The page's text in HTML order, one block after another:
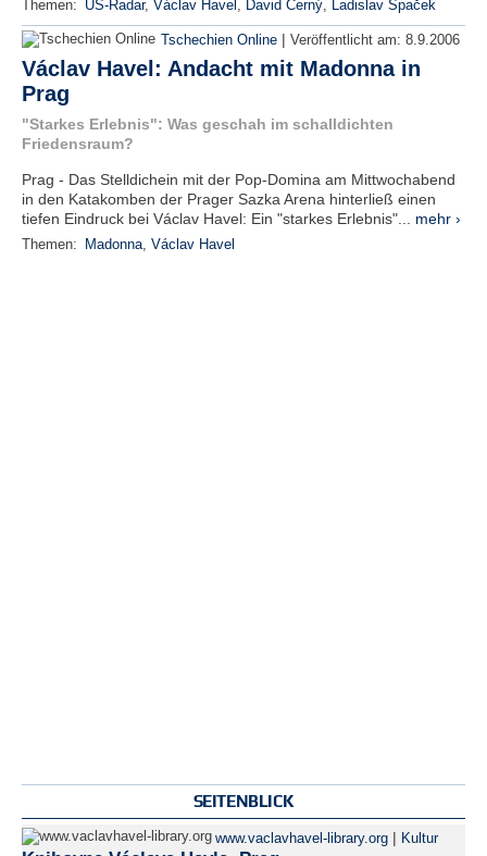
Themen: US-Radar, Václav Havel , David Černý, Ladislav Špaček
Tschechien Online | Veröffentlicht am: 8.9.2006
Václav Havel: Andacht mit Madonna in
Prag
"Starkes Erlebnis": Was geschah im schalldichten
Friedensraum?
Prag - Das Stelldichein mit der Pop-Domina am Mittwochabend
in den Katakomben der Prager Sazka Arena hinterließ einen
tiefen Eindruck bei Václav Havel: Ein "starkes Erlebnis"... mehr ›
Themen: Madonna, Václav Havel
SEITENBLICK
www.vaclavhavel-library.org | Kultur